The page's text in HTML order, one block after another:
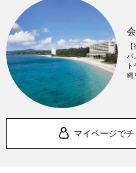
パ
縄
マイページでチ